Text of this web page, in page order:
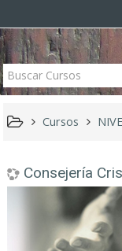
Cursos
Consejería